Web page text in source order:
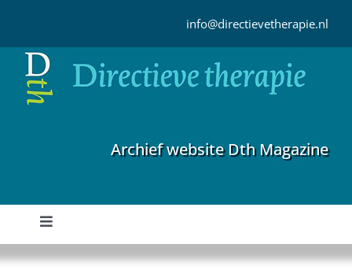
inhoud
info@directievetherapie.nl
Archief website Dth Magazine
Toggle
Navigation
Home